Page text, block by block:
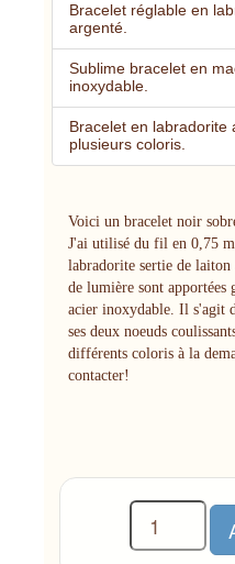
Bracelet réglable en
argenté.
Sublime bracelet en
inoxydable.
Bracelet en labradorite
plusieurs coloris.
Voici un bracelet noir
J'ai utilisé du fil en 0,75
labradorite sertie de laiton
de lumière sont apportées
acier inoxydable. Il s'agit
ses deux noeuds
différents coloris à la
contacter!